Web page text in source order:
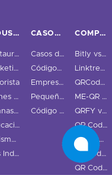
INDUSTRIAS
Restaurantes
Marketing
Bienes Raíces
Gimnasios
Educación
Turismo y Ciudad
Más Industrias
CASOS DE USO Y NEGOCIOS
Casos de uso
Códigos QR Rastreados
Empresas
Pequeñas y medianas empresas
Código QR GS1 Digital Link
COMPARAR
Bitly vs QRStuff
Linktree vs QRStuff
QRCodeChimp vs QRStuff
ME-QR vs QRStuff
QRFY vs QRStuff
QR Code Monkey vs QRStuff
QR Tiger vs QRStuff
Uniqode vs QRStuff
QR Code Generator vs QRStuff